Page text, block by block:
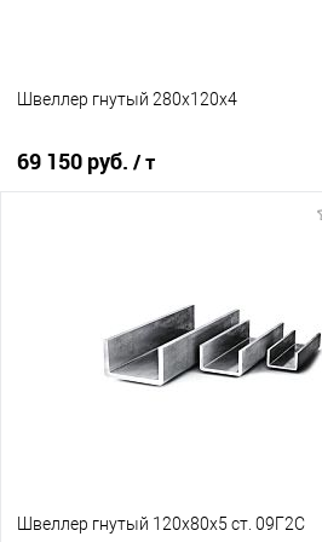
Швеллер гнутый 280х120х4
69 150 руб. / т
Купить в 1 клик
Сравнение
В избранное
Под заказ
Швеллер гнутый 120х80х5 ст. 09Г2С